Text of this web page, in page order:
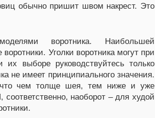
обычно пришит швом накрест. Это
воротника. Наибольшей
Уголки воротника могут при
выборе руководствуйтесь только
не имеет принципиального значения.
что чем толще шея, тем ниже и уже
наоборот – для худой